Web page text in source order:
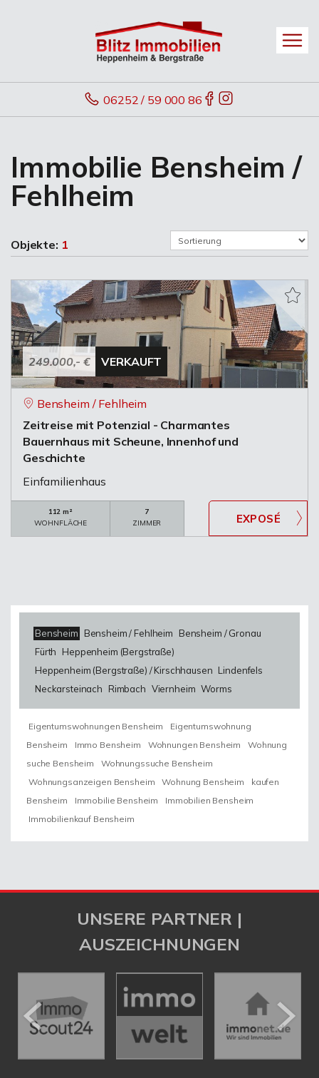
06252 / 59 000 86
Immobilie Bensheim /
Fehlheim
Objekte: 1
249.000,- € VERKAUFT
Bensheim / Fehlheim
Zeitreise mit Potenzial - Charmantes
Bauernhaus mit Scheune, Innenhof und
Geschichte
Einfamilienhaus
112 m²
WOHNFLÄCHE
7
ZIMMER
Bensheim Bensheim / Fehlheim
Bensheim / Gronau
Fürth
Heppenheim (Bergstraße)
Heppenheim (Bergstraße) / Kirschhausen Lindenfels
Neckarsteinach
Rimbach Viernheim Worms
Eigentumswohnungen Bensheim
Eigentumswohnung
Bensheim
Immo Bensheim Wohnungen Bensheim
Wohnung
suche Bensheim
Wohnungssuche Bensheim
Wohnungsanzeigen Bensheim
Wohnung Bensheim
kaufen
Bensheim
Immobilie Bensheim
Immobilien Bensheim
Immobilienkauf Bensheim
UNSERE PARTNER |
AUSZEICHNUNGEN